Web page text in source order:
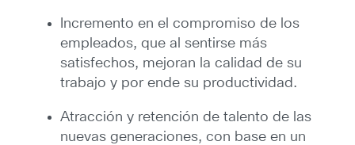
Incremento en el compromiso de los
empleados, que al sentirse más
satisfechos, mejoran la calidad de su
trabajo y por ende su productividad.
Atracción y retención de talento de las
nuevas generaciones, con base en un